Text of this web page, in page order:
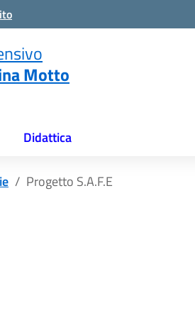
Motto
Didattica
Progetto S.A.F.E